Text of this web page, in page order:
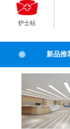
护士站
新品推